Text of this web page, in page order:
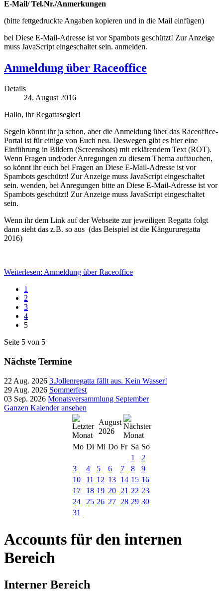
E-Mail/ Tel.Nr./Anmerkungen
(bitte fettgedruckte Angaben kopieren und in die Mail einfügen)
bei Diese E-Mail-Adresse ist vor Spambots geschützt! Zur Anzeige
muss JavaScript eingeschaltet sein. anmelden.
Anmeldung über Raceoffice
Details
24. August 2016
Hallo, ihr Regattasegler!
Segeln könnt ihr ja schon, aber die Anmeldung über das Raceoffice-
Portal ist für einige von Euch neu. Deswegen gibt es hier eine
Einführung in Bildern (Screenshots) mit erklärendem Text (ROT).
Wenn Fragen und/oder Anregungen zu diesem Thema auftauchen,
so könnt ihr euch bei Fragen an Diese E-Mail-Adresse ist vor
Spambots geschützt! Zur Anzeige muss JavaScript eingeschaltet
sein. wenden, bei Anregungen bitte an Diese E-Mail-Adresse ist vor
Spambots geschützt! Zur Anzeige muss JavaScript eingeschaltet
sein.
Wenn ihr dem Link auf der Webseite zur jeweiligen Regatta folgt
dann sieht das z.B. so aus (das Beispiel ist die Kängururegatta
2016)
Weiterlesen: Anmeldung über Raceoffice
1
2
3
4
5
Seite 5 von 5
Nächste Termine
22 Aug. 2026 3.Jollenregatta fällt aus. Kein Wasser!
29 Aug. 2026 Sommerfest
03 Sep. 2026 Monatsversammlung September
Ganzen Kalender ansehen
August
2026
Mo Di Mi Do Fr Sa So
1
2
3
4 5 6 7 8
9
10
11 12 13 14 15 16
17
18 19 20 21 22 23
24
25 26 27 28 29 30
31
Accounts für den internen
Bereich
Interner Bereich